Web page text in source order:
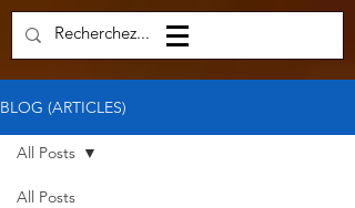
BLOG (ARTICLES)
All Posts
All Posts